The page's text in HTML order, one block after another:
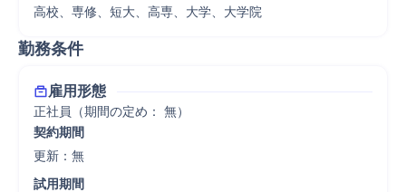
高校、専修、短大、高専、大学、大学院
勤務条件
雇用形態
正社員（期間の定め： 無）
契約期間
更新：無
試用期間